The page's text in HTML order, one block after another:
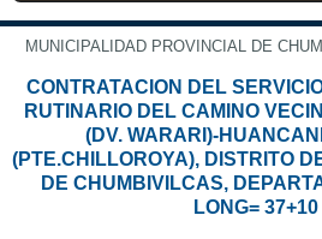
MUNICIPALIDAD PROVINCIAL DE
CONTRATACION DEL
RUTINARIO DEL CAMINO
(DV. WARARI)-
(PTE.CHILLOROYA), DISTRITO
DE CHUMBIVILCAS,
LONG=